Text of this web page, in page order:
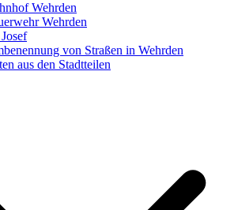
Wehrden
Wehrden
von Straßen in Wehrden
aus den Stadtteilen